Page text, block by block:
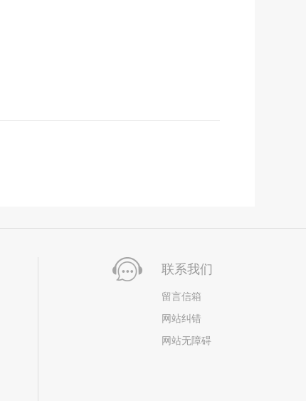
联系我们
留言信箱
网站纠错
网站无障碍